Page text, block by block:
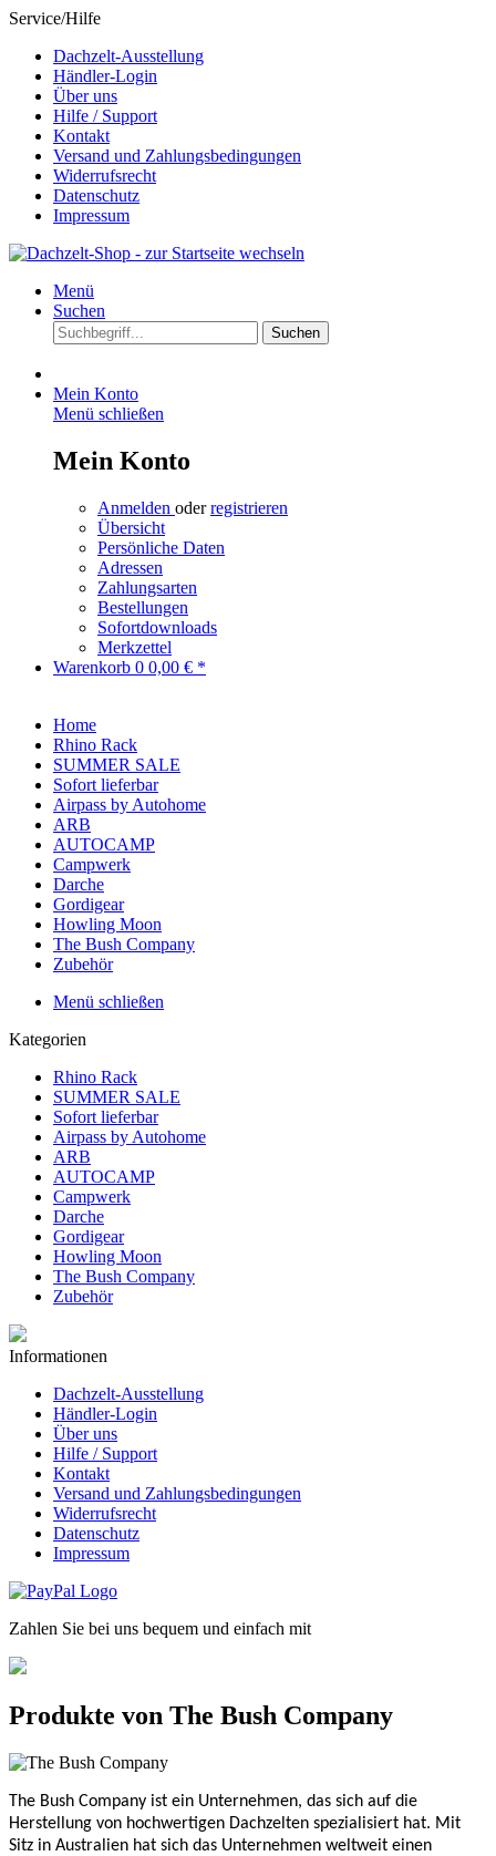
Service/Hilfe
Dachzelt-Ausstellung
Händler-Login
Über uns
Hilfe / Support
Kontakt
Versand und Zahlungsbedingungen
Widerrufsrecht
Datenschutz
Impressum
Menü
Suchen
Suchen
Mein Konto
Menü schließen
Mein Konto
Anmelden oderregistrieren
Übersicht
Persönliche Daten
Adressen
Zahlungsarten
Bestellungen
Sofortdownloads
Merkzettel
Warenkorb 0 0,00 € *
Home
Rhino Rack
SUMMER SALE
Sofort lieferbar
Airpass by Autohome
ARB
AUTOCAMP
Campwerk
Darche
Gordigear
Howling Moon
The Bush Company
Zubehör
Menü schließen
Kategorien
Rhino Rack
SUMMER SALE
Sofort lieferbar
Airpass by Autohome
ARB
AUTOCAMP
Campwerk
Darche
Gordigear
Howling Moon
The Bush Company
Zubehör
Informationen
Dachzelt-Ausstellung
Händler-Login
Über uns
Hilfe / Support
Kontakt
Versand und Zahlungsbedingungen
Widerrufsrecht
Datenschutz
Impressum
Zahlen Sie bei uns bequem und einfach mit
Produkte von The Bush Company
The Bush Company ist ein Unternehmen, das sich auf die
Herstellung von hochwertigen Dachzelten spezialisiert hat. Mit
Sitz in Australien hat sich das Unternehmen weltweit einen